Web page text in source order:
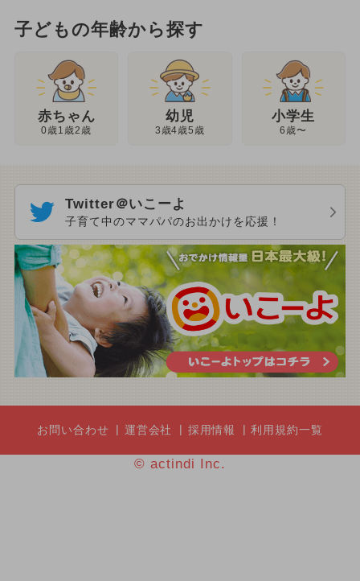
子どもの年齢から探す
赤ちゃん
0歳1歳2歳
幼児
3歳4歳5歳
小学生
6歳〜
Twitter＠いこーよ
子育て中のママパパのお出かけを応援！
お問い合わせ 運営会社 採用情報 利用規約一覧
© actindi Inc.